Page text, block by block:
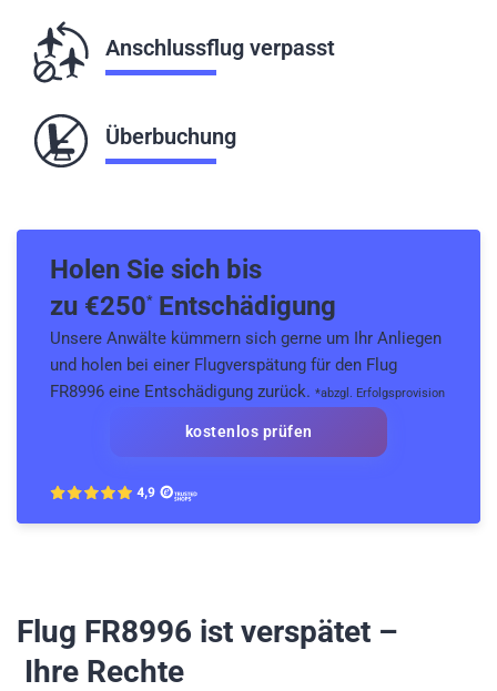
Anschlussflug verpasst
Überbuchung
Holen Sie sich bis
zu €250*Entschädigung
Unsere Anwälte kümmern sich gerne um Ihr Anliegen
und holen bei einer Flugverspätung für den Flug
FR8996 eine Entschädigung zurück. *abzgl. Erfolgsprovision
kostenlos prüfen
Flug FR8996 ist verspätet –
Ihre Rechte